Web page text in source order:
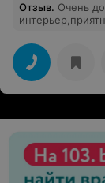
Отзыв. Очень
осталась
руки,спасибо
,и вкусный чай.